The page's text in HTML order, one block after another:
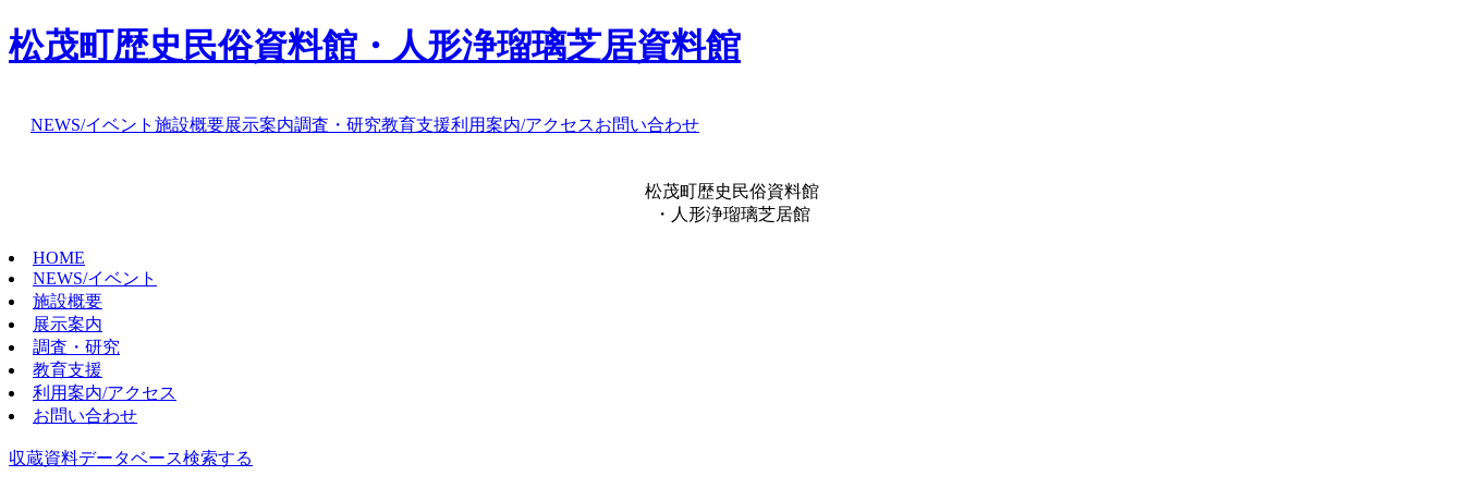
松茂町歴史民俗資料館・人形浄瑠璃芝居資料館
NEWS/イベント 施設概要展示案内調査・研究教育支援利用案内/アクセスお問い合わせ
松茂町歴史民俗資料館
・人形浄瑠璃芝居館
HOME
NEWS/イベント
施設概要
展示案内
調査・研究
教育支援
利用案内/アクセス
お問い合わせ
収蔵資料データベース検索する